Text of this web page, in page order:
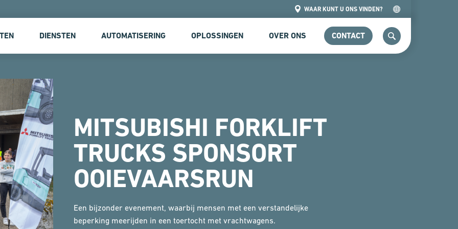
WAAR KUNT U ONS VINDEN?
DIENSTEN AUTOMATISERING OPLOSSINGEN OVER ONS CONTACT ZOEKEN
MITSUBISHI FORKLIFT
TRUCKS SPONSORT
OOIEVAARSRUN
Een bijzonder evenement, waarbij mensen met een verstandelijke
beperking meerijden in een toertocht met vrachtwagens.